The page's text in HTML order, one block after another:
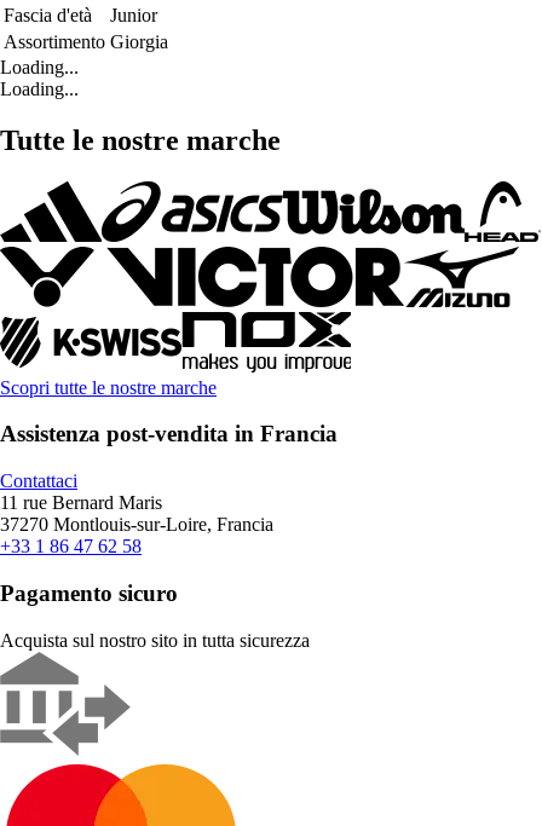
Fascia d'età
Junior
Assortimento Giorgia
Loading...
Loading...
Tutte le nostre marche
Scopri tutte le nostre marche
Assistenza post-vendita in Francia
Contattaci
11 rue Bernard Maris
37270 Montlouis-sur-Loire, Francia
+33 1 86 47 62 58
Pagamento sicuro
Acquista sul nostro sito in tutta sicurezza